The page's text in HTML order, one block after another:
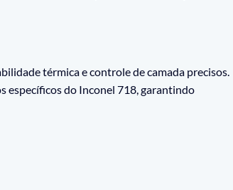
térmica e controle de camada precisos.
específicos do Inconel 718, garantindo